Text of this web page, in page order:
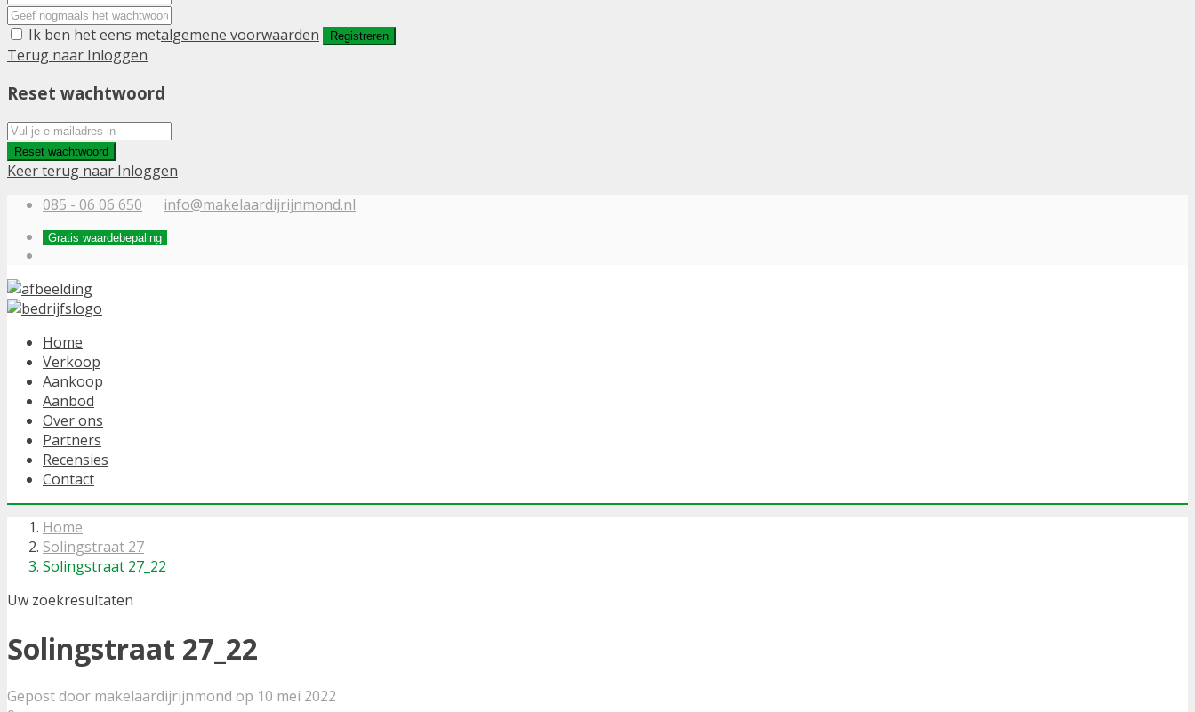
Ik ben het eens metalgemene voorwaarden Registreren
Terug naar Inloggen
Reset wachtwoord
Reset wachtwoord
Keer terug naar Inloggen
085 - 06 06 650
info@makelaardijrijnmond.nl
Gratis waardebepaling
Home
Verkoop
Aankoop
Aanbod
Over ons
Partners
Recensies
Contact
Home
Solingstraat 27
Solingstraat 27_22
Uw zoekresultaten
Solingstraat 27_22
Gepost door makelaardijrijnmond op 10 mei 2022